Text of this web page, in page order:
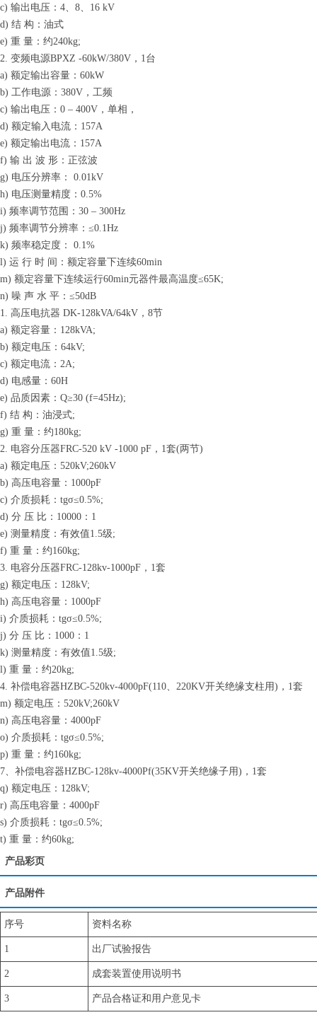
c) 输出电压：4、8、16 kV
d) 结 构：油式
e) 重 量：约240kg;
2. 变频电源BPXZ -60kW/380V，1台
a) 额定输出容量：60kW
b) 工作电源：380V，工频
c) 输出电压：0 – 400V，单相，
d) 额定输入电流：157A
e) 额定输出电流：157A
f) 输 出 波 形：正弦波
g) 电压分辨率： 0.01kV
h) 电压测量精度：0.5%
i) 频率调节范围：30 – 300Hz
j) 频率调节分辨率：≤0.1Hz
k) 频率稳定度： 0.1%
l) 运 行 时 间：额定容量下连续60min
m) 额定容量下连续运行60min元器件最高温度≤65K;
n) 噪 声 水 平：≤50dB
1. 高压电抗器 DK-128kVA/64kV，8节
a) 额定容量：128kVA;
b) 额定电压：64kV;
c) 额定电流：2A;
d) 电感量：60H
e) 品质因素：Q≥30 (f=45Hz);
f) 结 构：油浸式;
g) 重 量：约180kg;
2. 电容分压器FRC-520 kV -1000 pF，1套(两节)
a) 额定电压：520kV;260kV
b) 高压电容量：1000pF
c) 介质损耗：tgσ≤0.5%;
d) 分 压 比：10000：1
e) 测量精度：有效值1.5级;
f) 重 量：约160kg;
3. 电容分压器FRC-128kv-1000pF，1套
g) 额定电压：128kV;
h) 高压电容量：1000pF
i) 介质损耗：tgσ≤0.5%;
j) 分 压 比：1000：1
k) 测量精度：有效值1.5级;
l) 重 量：约20kg;
4. 补偿电容器HZBC-520kv-4000pF(110、220KV开关绝缘支柱用)，1套
m) 额定电压：520kV;260kV
n) 高压电容量：4000pF
o) 介质损耗：tgσ≤0.5%;
p) 重 量：约160kg;
7、补偿电容器HZBC-128kv-4000Pf(35KV开关绝缘子用)，1套
q) 额定电压：128kV;
r) 高压电容量：4000pF
s) 介质损耗：tgσ≤0.5%;
t) 重 量：约60kg;
产品彩页
产品附件
序号 资料名称
1 出厂试验报告
2 成套装置使用说明书
3 产品合格证和用户意见卡